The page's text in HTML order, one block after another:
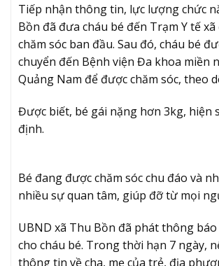
Tiếp nhận thông tin, lực lượng chức
Bồn đã đưa cháu bé đến Trạm Y tế xã
chăm sóc ban đầu. Sau đó, cháu bé
chuyển đến Bệnh viện Đa khoa miền
Quảng Nam để được chăm sóc, theo
Được biết, bé gái nặng hơn 3kg, hiện
định.
Bé đang được chăm sóc chu đáo và
nhiều sự quan tâm, giúp đỡ từ mọi
UBND xã Thu Bồn đã phát thông
cho cháu bé. Trong thời hạn 7 ngày,
thông tin về cha, mẹ của trẻ, địa